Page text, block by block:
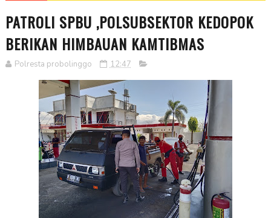
PATROLI SPBU ,POLSUBSEKTOR KEDOPOK
BERIKAN HIMBAUAN KAMTIBMAS
Polresta probolinggo 12:47